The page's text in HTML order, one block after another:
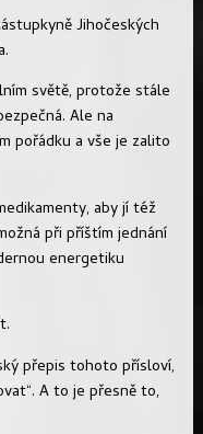
Jihočeských
světě, protože stále
Ale na
pořádku a vše je zalito
aby jí též
při příštím jednání
energetiku
přepis tohoto přísloví,
A to je přesně to,